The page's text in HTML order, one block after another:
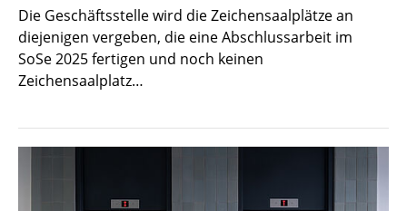
Die Geschäftsstelle wird die Zeichensaalplätze an
diejenigen vergeben, die eine Abschlussarbeit im
SoSe 2025 fertigen und noch keinen
Zeichensaalplatz…